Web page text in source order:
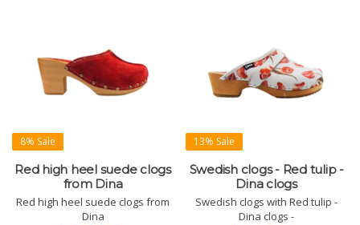
8% Sale
Red high heel suede clogs
from Dina
Red high heel suede clogs from
Dina
13% Sale
Swedish clogs - Red tulip -
Dina clogs
Swedish clogs with Red tulip -
Dina clogs -